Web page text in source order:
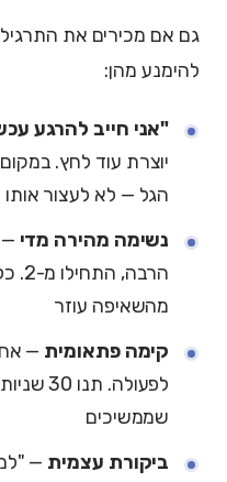
גם אם מכירים את
להימנע מהן:
"אני חייב להרגע
יוצרת עוד לחץ.
הגל — לא לעצור אותו
נשימה מהירה מדי
מהשאיפה עוזר
קימה פתאומית —
לפעולה.
שממשיכים
ביקורת עצמית —